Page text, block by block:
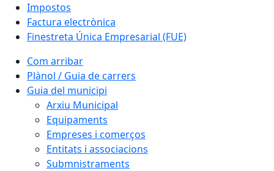
Impostos
Factura electrònica
Finestreta Única Empresarial (FUE)
Com arribar
Plànol / Guia de carrers
Guia del municipi
Arxiu Municipal
Equipaments
Empreses i comerços
Entitats i associacions
Submnistraments